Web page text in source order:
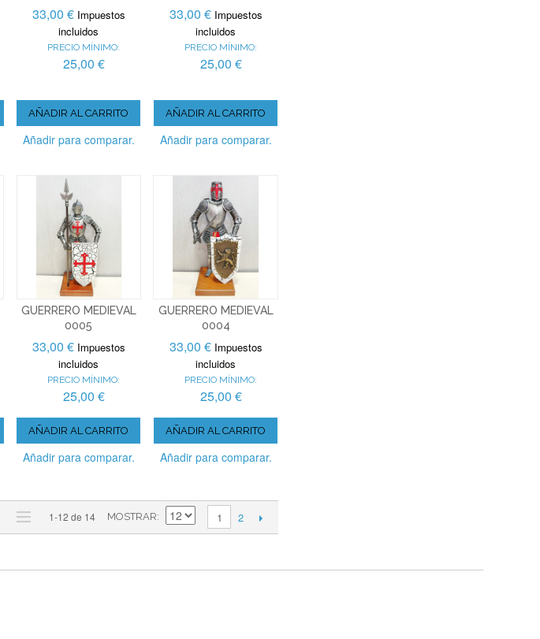
33,00 € Impuestos
incluidos
PRECIO MÍNIMO:
25,00 €
AÑADIR AL CARRITO
Añadir para comparar.
33,00 € Impuestos
incluidos
PRECIO MÍNIMO:
25,00 €
AÑADIR AL CARRITO
Añadir para comparar.
GUERRERO MEDIEVAL
0005
33,00 € Impuestos
incluidos
PRECIO MÍNIMO:
25,00 €
AÑADIR AL CARRITO
Añadir para comparar.
GUERRERO MEDIEVAL
0004
33,00 € Impuestos
incluidos
PRECIO MÍNIMO:
25,00 €
AÑADIR AL CARRITO
Añadir para comparar.
1-12 de 14 MOSTRAR 1 2